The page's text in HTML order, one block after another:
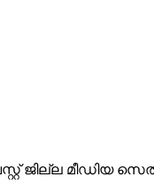
വെസ്റ്റ് ജില്ല